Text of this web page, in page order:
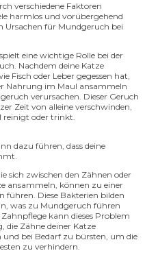
verschiedene Faktoren
harmlos und vorübergehend
Ursachen für Mundgeruch bei
eine wichtige Rolle bei der
Nachdem deine Katze
Fisch oder Leber gegessen hat,
Nahrung im Maul ansammeln
verursachen. Dieser Geruch
Zeit von alleine verschwinden,
reinigt oder trinkt.
dazu führen, dass deine
sich zwischen den Zähnen oder
ansammeln, können zu einer
führen. Diese Bakterien bilden
was zu Mundgeruch führen
kann dieses Problem
die Zähne deiner Katze
bei Bedarf zu bürsten, um die
zu verhindern.